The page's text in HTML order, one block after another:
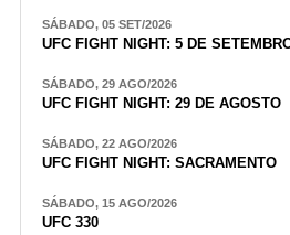
SÁBADO, 05 SET/2026
UFC FIGHT NIGHT: 5 DE
SÁBADO, 29 AGO/2026
UFC FIGHT NIGHT: 29 DE AGOSTO
SÁBADO, 22 AGO/2026
UFC FIGHT NIGHT: SACRAMENTO
SÁBADO, 15 AGO/2026
UFC 330